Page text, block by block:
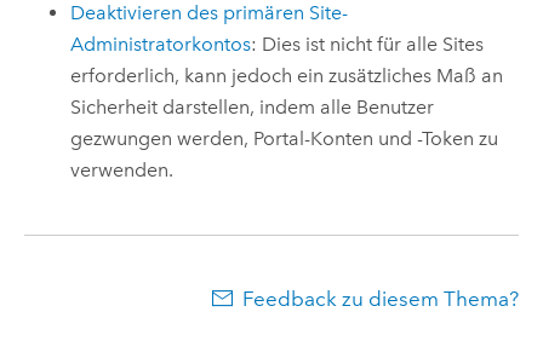
Deaktivieren des primären Site-
Administratorkontos: Dies ist nicht für alle Sites
erforderlich, kann jedoch ein zusätzliches Maß an
Sicherheit darstellen, indem alle Benutzer
gezwungen werden, Portal-Konten und -Token zu
verwenden.
Feedback zu diesem Thema?